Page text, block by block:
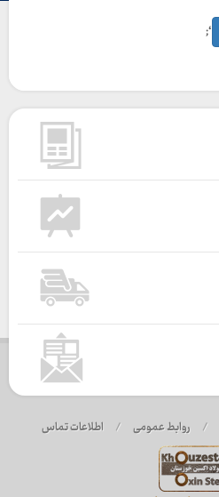
‘;
/ روابط عمومی / اطلاعات تماس